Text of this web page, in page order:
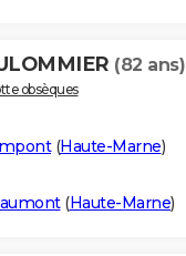
(82 ans)
obsèques
(Haute-Marne)
(Haute-Marne)